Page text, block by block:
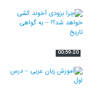
00:59:20